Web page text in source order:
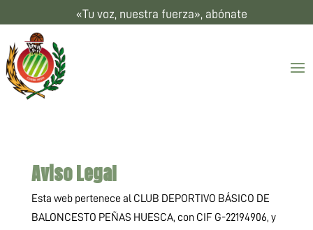
«Tu voz, nuestra fuerza», abónate
Aviso Legal
Esta web pertenece al CLUB DEPORTIVO BÁSICO DE
BALONCESTO PEÑAS HUESCA, con CIF G-22194906, y